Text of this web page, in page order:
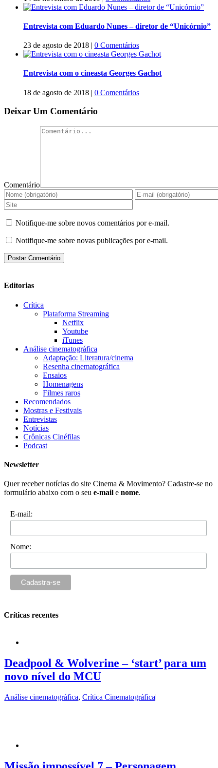
Entrevista com Eduardo Nunes – diretor de “Unicórnio”
23 de agosto de 2018 | 0 Comentários
Entrevista com o cineasta Georges Gachot
18 de agosto de 2018 | 0 Comentários
Deixar Um Comentário
Comentário
Notifique-me sobre novos comentários por e-mail.
Notifique-me sobre novas publicações por e-mail.
Editorias
Crítica
Plataforma Streaming
Netflix
Youtube
iTunes
Análise cinematográfica
Adaptação: Literatura/cinema
Resenha cinematográfica
Ensaios
Homenagens
Filmes raros
Recomendados
Mostras e Festivais
Entrevistas
Notícias
Crônicas Cinéfilas
Podcast
Newsletter
Quer receber notícias do site Cinema & Movimento? Cadastre-se no
formulário abaixo com o seu e-mail e nome.
E-mail:
Nome:
Críticas recentes
Deadpool & Wolverine – ‘start’ para um
novo nível do MCU
Análise cinematográfica, Crítica Cinematográfica|